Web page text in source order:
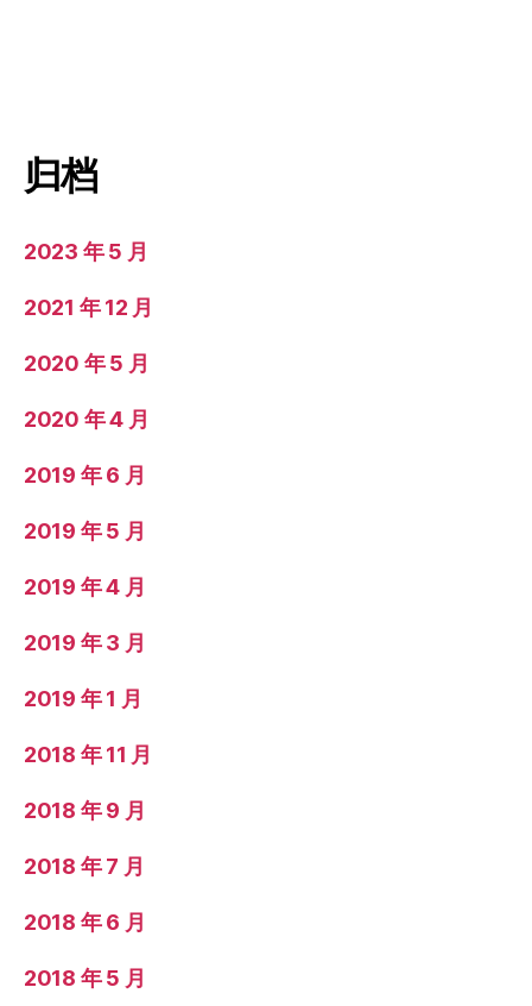
归档
2023 年 5 月
2021 年 12 月
2020 年 5 月
2020 年 4 月
2019 年 6 月
2019 年 5 月
2019 年 4 月
2019 年 3 月
2019 年 1 月
2018 年 11 月
2018 年 9 月
2018 年 7 月
2018 年 6 月
2018 年 5 月